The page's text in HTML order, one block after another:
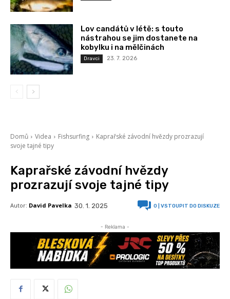
Lov candátů v létě: s touto
nástrahou se jim dostanete na
kobylku i na mělčinách
Dravci 23. 7. 2026